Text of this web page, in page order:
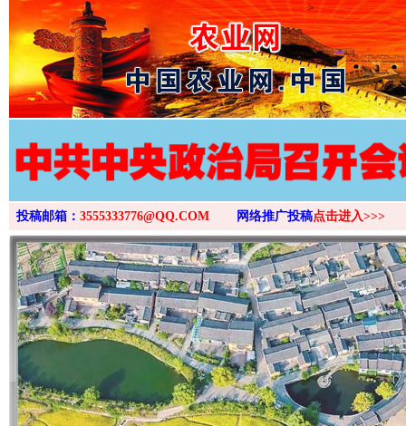
>
投稿邮箱： 3555333776@QQ.COM 网络推广投稿点击进入>>>